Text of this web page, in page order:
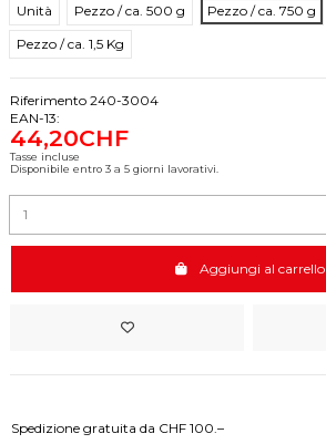
Unità
Pezzo / ca. 500 g Pezzo / ca. 750 g
Pezzo / ca. 1,5 Kg
Riferimento 240-3004
EAN-13:
44,20CHF
Tasse incluse
Disponibile entro 3 a 5 giorni lavorativi.
Aggiungi al carrello
Spedizione gratuita da CHF 100.–